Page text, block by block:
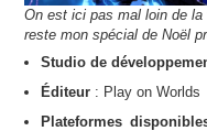
On est ici pas mal loin de
reste mon spécial de Noël
Studio de
Éditeur : Play on Worlds
Plateformes